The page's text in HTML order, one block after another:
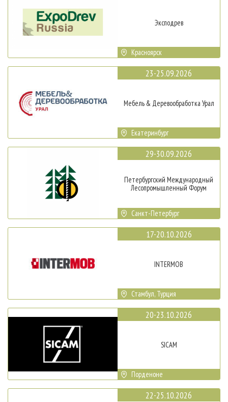
Эксподрев
Красноярск
23-25.09.2026
Мебель & Деревообработка Урал
Екатеринбург
29-30.09.2026
Петербургский Международный
Лесопромышленный Форум
Санкт-Петербург
17-20.10.2026
INTERMOB
Стамбул, Турция
20-23.10.2026
SICAM
Порденоне
22-25.10.2026